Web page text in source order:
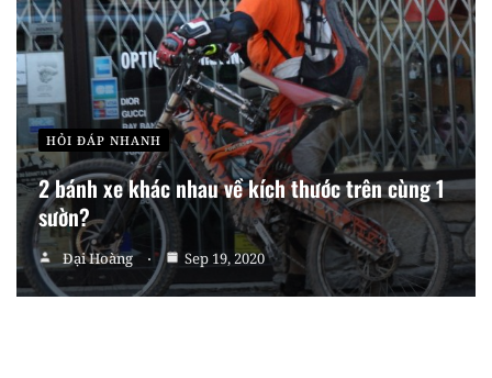
HỎI ĐÁP NHANH
2 bánh xe khác nhau về kích thước trên cùng 1
sườn?
Đại Hoàng Sep 19, 2020